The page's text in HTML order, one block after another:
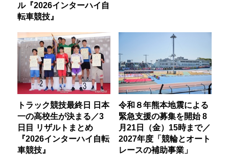
ル『2026インターハイ自
転車競技』
トラック競技最終日 日本
一の高校生が決まる／3
日目 リザルトまとめ
『2026インターハイ自転
車競技』
令和８年熊本地震による
緊急支援の募集を開始 8
月21日（金）15時まで／
2027年度「競輪とオート
レースの補助事業」